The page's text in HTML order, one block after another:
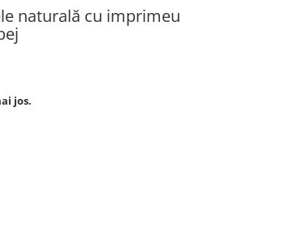
naturală cu imprimeu
jos.